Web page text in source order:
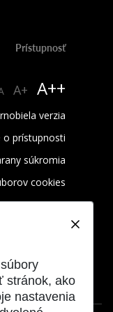
Prístupnosť
A+ A++
verzia
o prístupnosti
súkromia
cookies
stránok, ako
nastavenia